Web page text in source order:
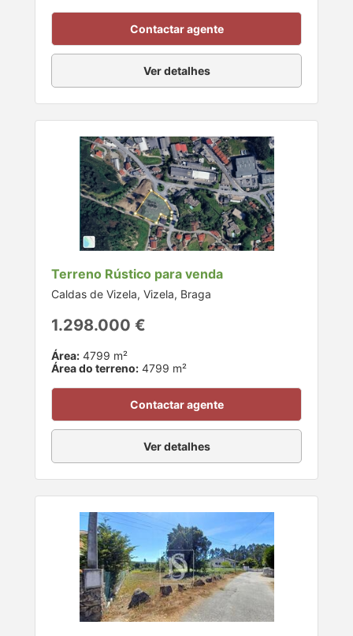
Contactar agente
Ver detalhes
Terreno Rústico para venda
Caldas de Vizela, Vizela, Braga
1.298.000 €
Área: 4799 m²
Área do terreno: 4799 m²
Contactar agente
Ver detalhes